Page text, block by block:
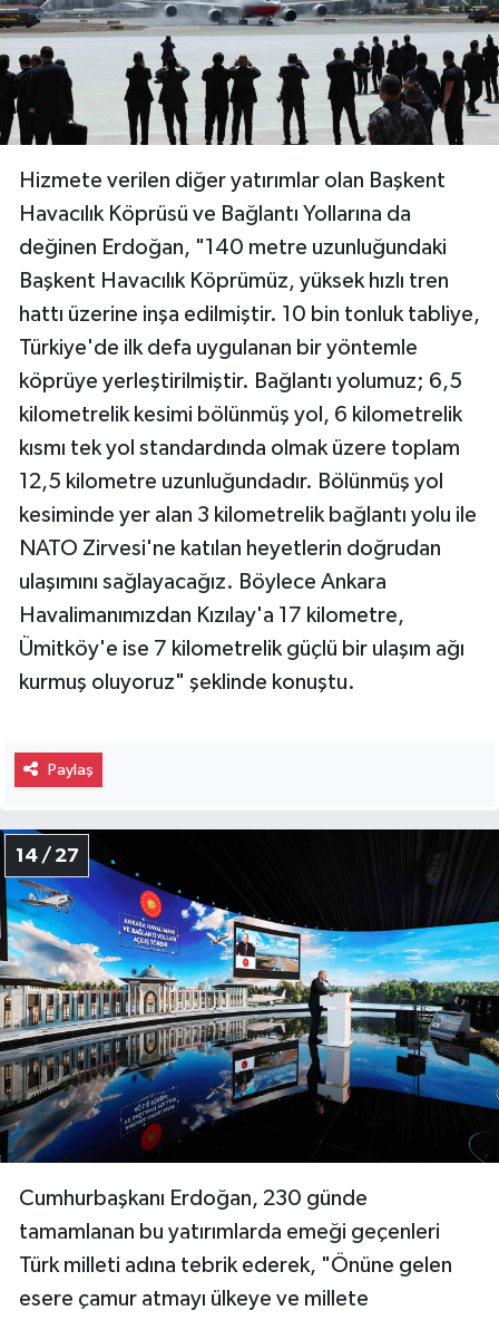
Hizmete verilen diğer yatırımlar olan Başkent
Havacılık Köprüsü ve Bağlantı Yollarına da
değinen Erdoğan, "140 metre uzunluğundaki
Başkent Havacılık Köprümüz, yüksek hızlı tren
hattı üzerine inşa edilmiştir. 10 bin tonluk tabliye,
Türkiye'de ilk defa uygulanan bir yöntemle
köprüye yerleştirilmiştir. Bağlantı yolumuz; 6,5
kilometrelik kesimi bölünmüş yol, 6 kilometrelik
kısmı tek yol standardında olmak üzere toplam
12,5 kilometre uzunluğundadır. Bölünmüş yol
kesiminde yer alan 3 kilometrelik bağlantı yolu ile
NATO Zirvesi'ne katılan heyetlerin doğrudan
ulaşımını sağlayacağız. Böylece Ankara
Havalimanımızdan Kızılay'a 17 kilometre,
Ümitköy'e ise 7 kilometrelik güçlü bir ulaşım ağı
kurmuş oluyoruz" şeklinde konuştu.
Paylaş
14 / 27
Cumhurbaşkanı Erdoğan, 230 günde
tamamlanan bu yatırımlarda emeği geçenleri
Türk milleti adına tebrik ederek, "Önüne gelen
esere çamur atmayı ülkeye ve millete